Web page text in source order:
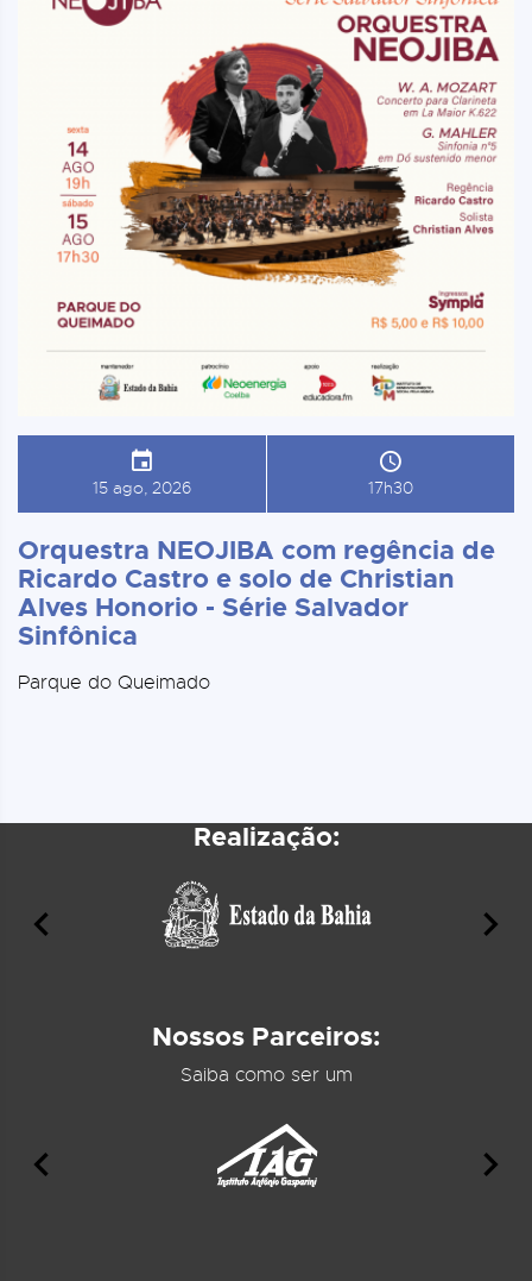
15 ago, 2026 17h30
Orquestra NEOJIBA com regência de
Ricardo Castro e solo de Christian
Alves Honorio - Série Salvador
Sinfônica
Parque do Queimado
Realização:
Nossos Parceiros:
Saiba como ser um